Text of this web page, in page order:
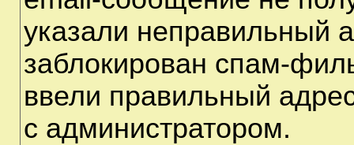
указали неправильный
заблокирован спам-
ввели правильный
с администратором.